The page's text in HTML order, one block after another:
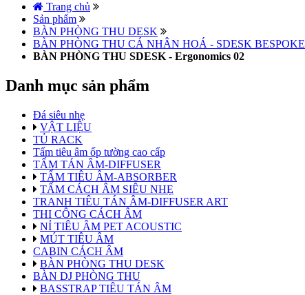
Trang chủ
Sản phẩm
BÀN PHÒNG THU DESK
BÀN PHÒNG THU CÁ NHÂN HOÁ - SDESK BESPOKE
BÀN PHÒNG THU SDESK - Ergonomics 02
Danh mục sản phẩm
Đá siêu nhẹ
VẬT LIỆU
TỦ RACK
Tấm tiêu âm ốp tường cao cấp
TẤM TÁN ÂM-DIFFUSER
TẤM TIÊU ÂM-ABSORBER
TẤM CÁCH ÂM SIÊU NHẸ
TRANH TIÊU TÁN ÂM-DIFFUSER ART
THI CÔNG CÁCH ÂM
NỈ TIÊU ÂM PET ACOUSTIC
MÚT TIÊU ÂM
CABIN CÁCH ÂM
BÀN PHÒNG THU DESK
BÀN DJ PHÒNG THU
BASSTRAP TIÊU TÁN ÂM